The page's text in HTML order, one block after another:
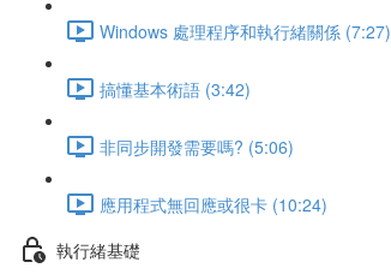
Windows 處理程序和執行緒關係 (7:27)
搞懂基本術語 (3:42)
非同步開發需要嗎? (5:06)
應用程式無回應或很卡 (10:24)
執行緒基礎